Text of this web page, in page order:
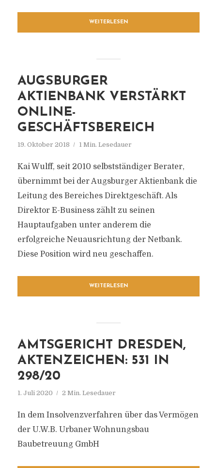
WEITERLESEN
AUGSBURGER
AKTIENBANK VERSTÄRKT
ONLINE-
GESCHÄFTSBEREICH
19. Oktober 2018 1 Min. Lesedauer
Kai Wulff, seit 2010 selbstständiger Berater,
übernimmt bei der Augsburger Aktienbank die
Leitung des Bereiches Direktgeschäft. Als
Direktor E-Business zählt zu seinen
Hauptaufgaben unter anderem die
erfolgreiche Neuausrichtung der Netbank.
Diese Position wird neu geschaffen.
WEITERLESEN
AMTSGERICHT DRESDEN,
AKTENZEICHEN: 531 IN
298/20
1. Juli 2020 2 Min. Lesedauer
In dem Insolvenzverfahren über das Vermögen
der U.W.B. Urbaner Wohnungsbau
Baubetreuung GmbH